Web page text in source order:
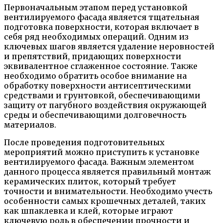
Первоначальным этапом перед установкой
вентилируемого фасада является тщательная
подготовка поверхности, которая включает в
себя ряд необходимых операций. Одним из
ключевых шагов является удаление неровностей
и препятствий, придающих поверхности
эквивалентное сглаженное состояние. Также
необходимо обратить особое внимание на
обработку поверхности антисептическими
средствами и грунтовкой, обеспечивающими
защиту от пагубного воздействия окружающей
среды и обеспечивающими долговечность
материалов.
После проведения подготовительных
мероприятий можно приступить к установке
вентилируемого фасада. Важным элементом
данного процесса является правильный монтаж
керамических плиток, который требует
точности и внимательности. Необходимо учесть
особенности самых крошечных деталей, таких
как шпаклевка и клей, которые играют
ключевую роль в обеспечении прочности и